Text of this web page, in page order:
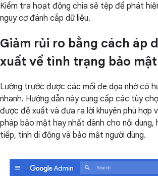
Kiểm tra hoạt động chia sẻ tệp để phát
nguy cơ đánh cắp dữ liệu.
Giảm rủi ro bằng cách áp
xuất về tình trạng bảo mật
Lường trước được các mối đe dọa nhờ có
nhanh. Hướng dẫn này cung cấp các tùy
được đề xuất và đưa ra lời khuyên phù hợp
pháp bảo mật hay nhất dành cho nội dung,
tiếp, tính di động và bảo mật người dùng.